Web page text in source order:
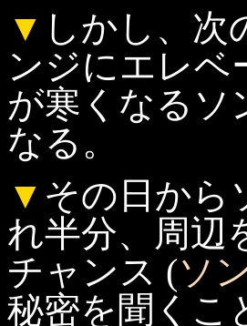
▼ しかし、次
ンジにエレベ
が寒くなるソ
なる。
▼ その日から
れ半分、周辺
チャンス (ソ
秘密を聞くこ